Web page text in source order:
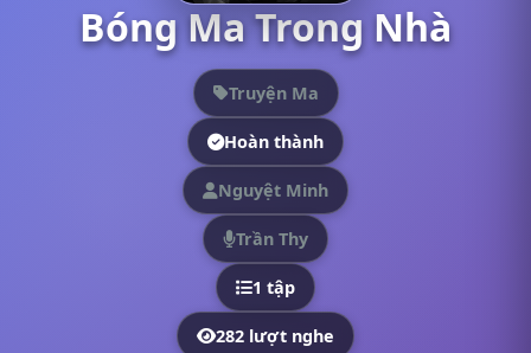
Bóng Ma Trong Nhà
Truyện Ma
Hoàn thành
Nguyệt Minh
Trần Thy
1 tập
282 lượt nghe